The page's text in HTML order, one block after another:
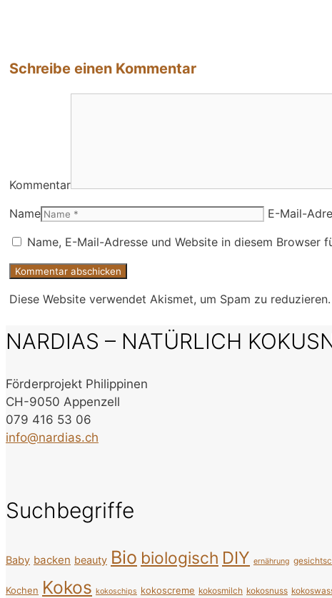
Schreibe einen Kommentar
Kommentar
Name
E-Mail-
Name, E-Mail-Adresse und Website in diesem Browser
Diese Website verwendet Akismet, um Spam zu reduzieren.
NARDIAS – NATÜRLICH
Förderprojekt Philippinen
CH-9050 Appenzell
079 416 53 06
info@nardias.ch
Suchbegriffe
Baby backen beauty Bio biologisch DIY ernährung
Kochen Kokos kokoschips kokoscreme kokosmilch kokosnuss